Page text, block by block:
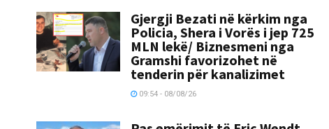
Gjergji Bezati në kërkim nga
Policia, Shera i Vorës i jep 725
MLN lekë/ Biznesmeni nga
Gramshi favorizohet në
tenderin për kanalizimet
09:54 - 08/08/26